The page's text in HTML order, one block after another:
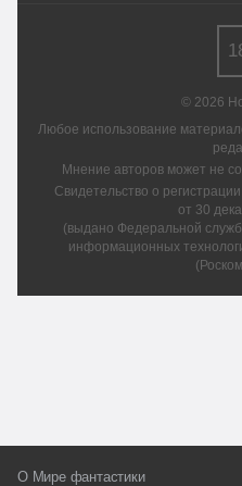
© 2026
Любое использование
Мнение авторов может не
Свидетельство о
от 30
(выдано Федеральной
информационных
О Мире фантастики